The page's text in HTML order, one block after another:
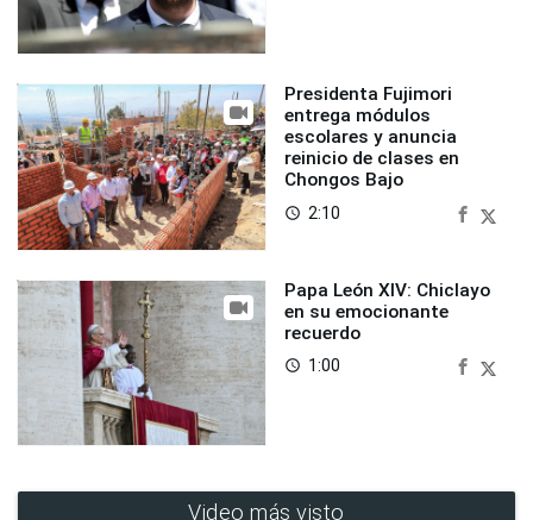
Presidenta Fujimori
entrega módulos
escolares y anuncia
reinicio de clases en
Chongos Bajo
access_time 2:10
Papa León XIV: Chiclayo
en su emocionante
recuerdo
access_time 1:00
Video más visto